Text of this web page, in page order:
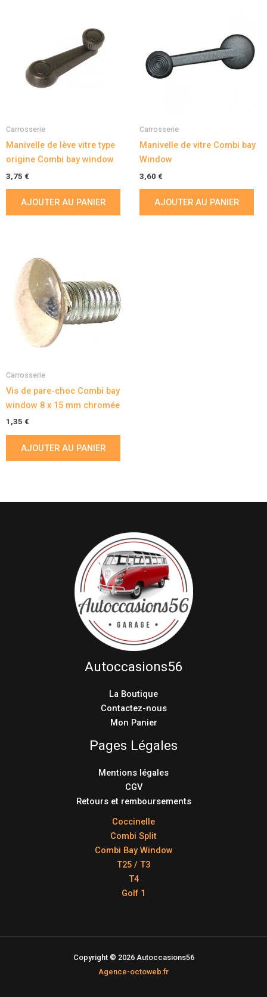
Carrosserie
Manivelle de lève vitre type
origine Combi bay window
3,75 €
AJOUTER AU PANIER
Carrosserie
Manivelle de vitre Combi bay
Window
3,60 €
AJOUTER AU PANIER
Carrosserie
Vis de pare-choc Combi bay
window 8 x 15 mm chromée
1,35 €
AJOUTER AU PANIER
Autoccasions56
La Boutique
Contactez-nous
Mon Panier
Pages Légales
Mentions légales
CGV
Retours et remboursements
Coccinelle
Combi Split
Combi Bay Window
T25 / T3
T4
Golf 1
Copyright © 2026 Autoccasions56
Agence-octoweb.fr